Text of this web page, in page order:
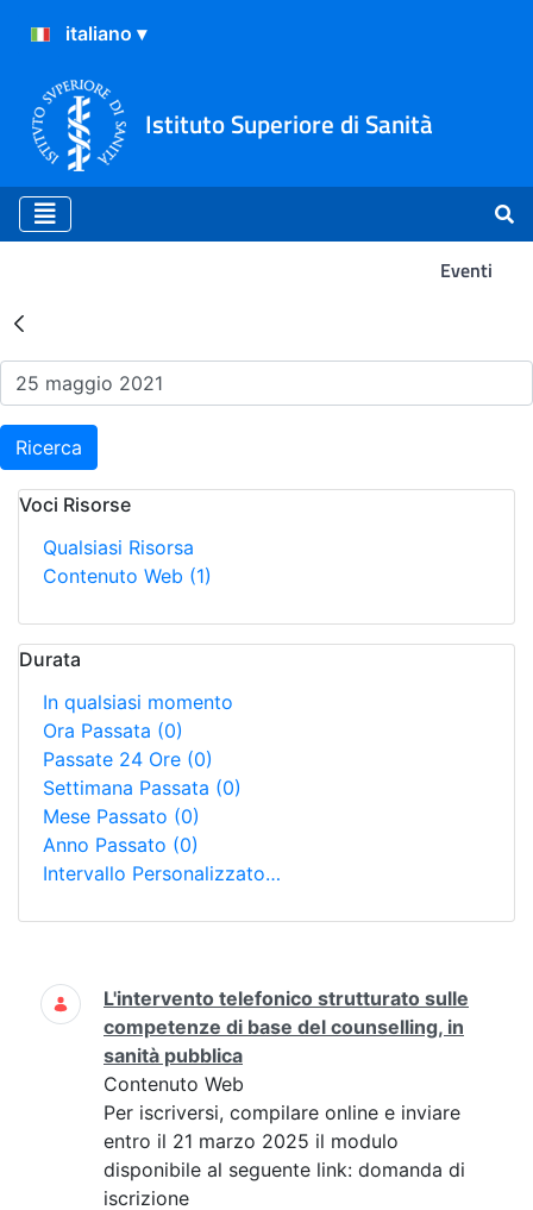
Istituto Superiore di Sanità
Eventi
Risultati della Ricerca -
Ricerca
Voci Risorse
Qualsiasi Risorsa
Contenuto Web (1)
Durata
In qualsiasi momento
Ora Passata (0)
Passate 24 Ore (0)
Settimana Passata (0)
Mese Passato (0)
Anno Passato (0)
Intervallo Personalizzato…
Ricerca
L'intervento telefonico strutturato sulle
competenze di base del counselling, in
sanità pubblica
Contenuto Web
Per iscriversi, compilare online e inviare
entro il 21 marzo 2025 il modulo
disponibile al seguente link: domanda di
iscrizione